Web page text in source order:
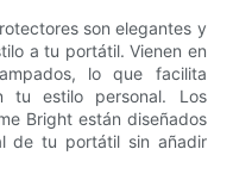
son elegantes y
a tu portátil. Vienen en
lo que facilita
tu estilo personal. Los
Bright están diseñados
de tu portátil sin añadir